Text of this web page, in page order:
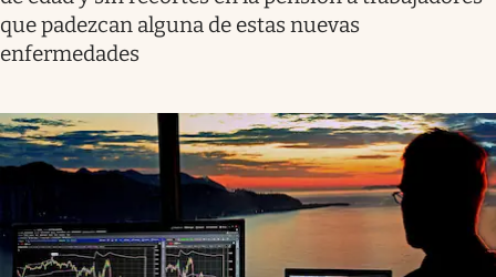
que padezcan alguna de estas nuevas
enfermedades